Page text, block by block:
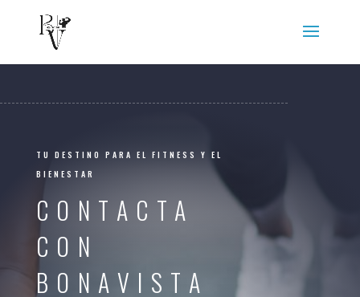
TU DESTINO PARA EL FITNESS Y EL
BIENESTAR
CONTACTA
CON
BONAVISTA